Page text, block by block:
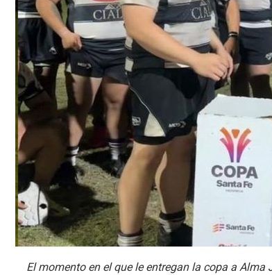
El momento en el que le entregan la copa a Alma